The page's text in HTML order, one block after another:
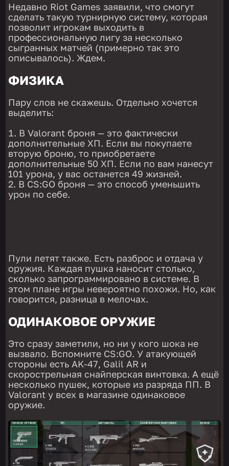
Недавно Riot Games заявили, что смогут
сделать такую турнирную систему, которая
позволит игрокам выходить в
профессиональную лигу за несколько
сыгранных матчей (примерно так это
описывалось). Ждем.
ФИЗИКА
Пару слов не скажешь. Отдельно хочется
выделить:
В Valorant броня — это фактически
дополнительные ХП. Если вы покупаете
вторую броню, то приобретаете
дополнительные 50 ХП. Если по вам нанесут
101 урона, у вас останется 49 жизней.
В CS:GO броня — это способ уменьшить
урон по себе.
Пули летят также. Есть разброс и отдача у
оружия. Каждая пушка наносит столько,
сколько запрограммировано в системе. В
этом плане игры невероятно похожи. Но, как
говорится, разница в мелочах.
ОДИНАКОВОЕ ОРУЖИЕ
Это сразу заметили, но ни у кого шока не
вызвало. Вспомните CS:GO. У атакующей
стороны есть AK-47, Galil AR и
скорострельная снайперская винтовка. А ещё
несколько пушек, которые из разряда ПП. В
Valorant у всех в магазине одинаковое
оружие.